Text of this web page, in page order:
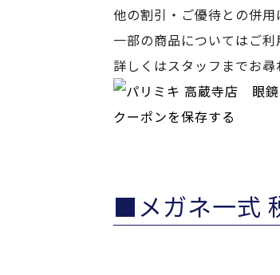
他の割引・ご優待との併用
一部の商品についてはご利
詳しくはスタッフまでお尋
クーポンを保存する
■メガネ一式